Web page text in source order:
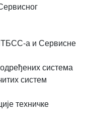
а и Сервисне
система
систем
техничке